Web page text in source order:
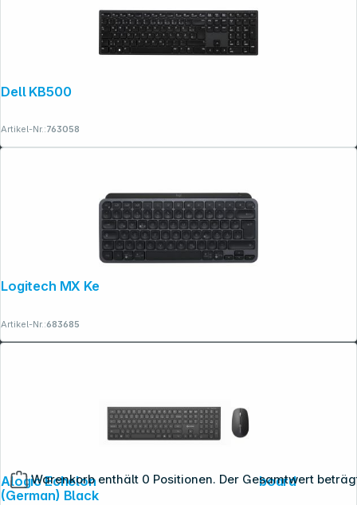
Warenkorb enthält 0 Positionen. Der Gesamtwert
Dell KB500
Artikel-Nr.:763058
Logitech MX Keys Mini graphite
Artikel-Nr.:683685
Alogic Echelon BT Wireless Mouse + Keyboard
(German) Black